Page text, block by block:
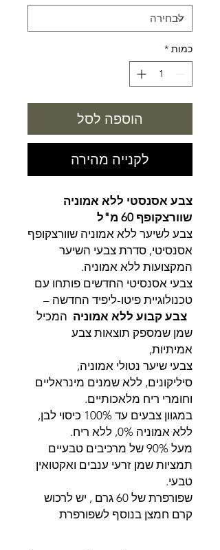
כמות *
הוספה לסל
לקנייה מהירה
צבע אסנסטי ללא אמוניה
שוורצקופף 60 מ"ל
צבע לשיער ללא אמוניה שוורצקופף
אסנסיטי, סדרת צבעי השיער
המקצועות ללא אמוניה.
צבעי אסנסיטי החדשים פותחו עם
טכנולוגיית פיטו-ליפיד החדשה –
צבע קבוע ללא אמוניה המכיל
שמן שמספק תוצאות צבע
אמיתיות,
צבעי שיער נטולי אמוניה,
סיליקונים, ללא שמנים מינראליים
וחומרי ריח מלאכותיים.
במגוון צבעים עד 100% כיסוי לבן,
ללא אמוניה 0%, ללא ריח.
מעל 90% של מרכיבים טבעיים
תמציות שמן זרעי ענבים ואקטואין
טבעי.
שפורפרת של 60 גרם , יש לרכוש
קרם חמצן בנוסף לשפורפרת